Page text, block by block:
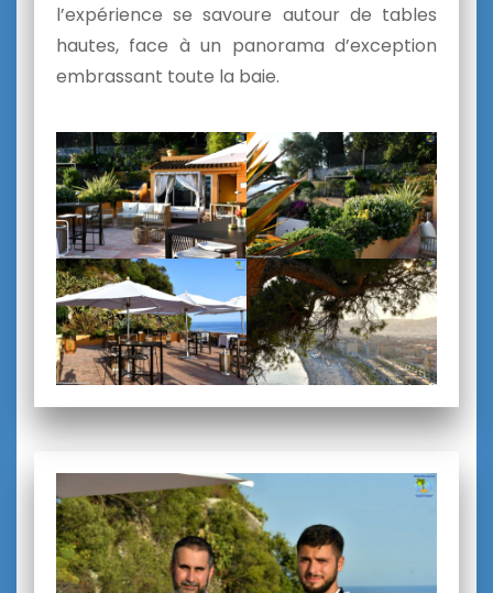
l’expérience se savoure autour de tables
hautes, face à un panorama d’exception
embrassant toute la baie.